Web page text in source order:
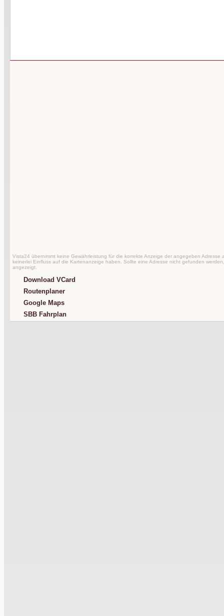
Vista24 übernimmt keine Gewährleistung für die korrekte Anzeige der angegeben Adresse
keinerlei Einfluss auf die Kartenanzeige haben. Sollte eine Adresse nicht gefunden
angezeigt.
Download VCard
Routenplaner
Google Maps
SBB Fahrplan